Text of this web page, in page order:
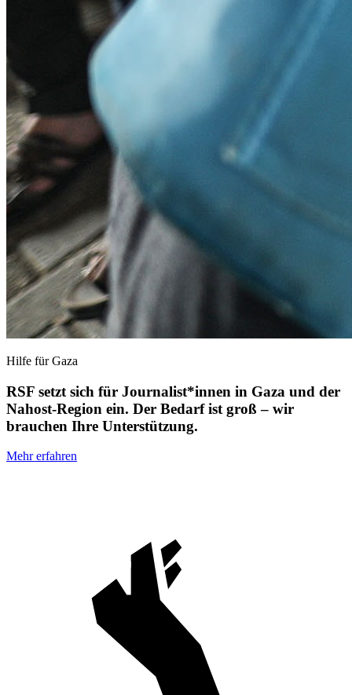
Hilfe für Gaza
RSF setzt sich für Journalist*innen in Gaza und der
Nahost-Region ein. Der Bedarf ist groß – wir
brauchen Ihre Unterstützung.
Mehr erfahren